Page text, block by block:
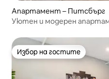
Апартамент – Питсбърг
Уютен и модерен
Избор на гостите
Избор на гостите